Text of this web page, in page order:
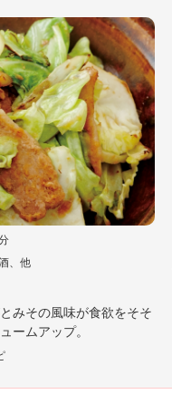
、他
みその風味が食欲をそそ
ームアップ。